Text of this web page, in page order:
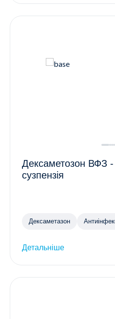
Дексаметозон ВФЗ -
сузпензія
Дексаметазон
Детальніше